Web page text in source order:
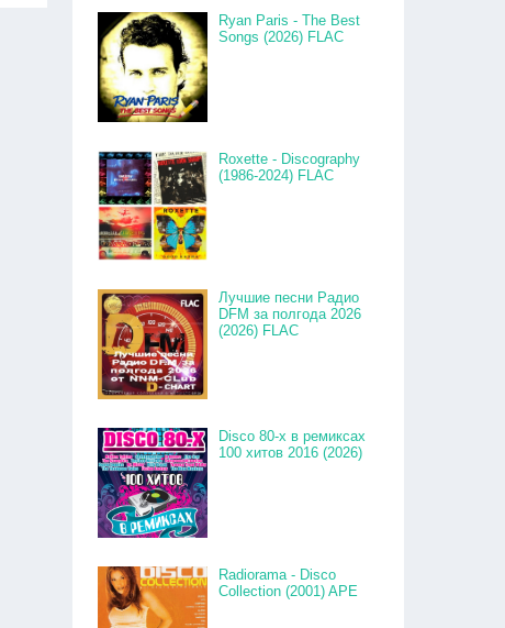
Ryan Paris - The Best
Songs (2026) FLAC
Roxette - Discography
(1986-2024) FLAC
Лучшие песни Радио
DFM за полгода 2026
(2026) FLAC
Disco 80-x в ремиксах
100 хитов 2016 (2026)
Radiorama - Disco
Collection (2001) APE